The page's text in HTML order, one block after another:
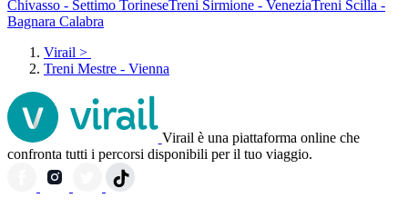
Chivasso - Settimo TorineseTreni Sirmione - VeneziaTreni Scilla -
Bagnara Calabra
Virail >
Treni Mestre - Vienna
Virail è una piattaforma online che
confronta tutti i percorsi disponibili per il tuo viaggio.